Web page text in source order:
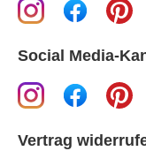
Social Media-
Vertrag